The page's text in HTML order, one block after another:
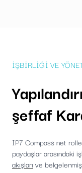
İŞBIRLIĞI VE
şeffaf
IP7 Compass net
paydaşlar arasındaki
akışları ve